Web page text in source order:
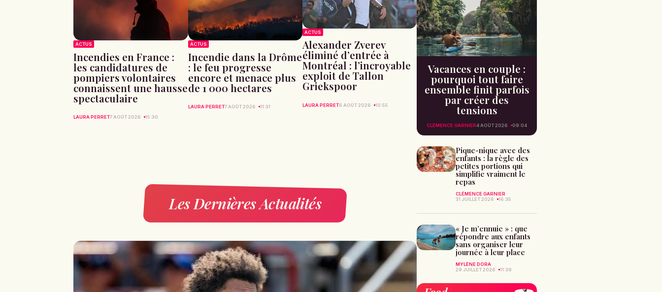
ACTUS
Incendies en France :
les candidatures de
pompiers volontaires
connaissent une hausse
spectaculaire
LAURA PERRET7 AOÛT 2026 15:30
ACTUS
Incendie dans la Drôme
: le feu progresse
encore et menace plus
de 1 000 hectares
LAURA PERRET7 AOÛT 2026 11:31
ACTUS
Alexander Zverev
éliminé d’entrée à
Montréal : l’incroyable
exploit de Tallon
Griekspoor
LAURA PERRET6 AOÛT 2026 10:55
Les Dernières Actualités
Vacances en couple :
pourquoi tout faire
ensemble finit parfois
par créer des
tensions
CLÉMENCE GARNIER4 AOÛT 2026 09:04
Pique-nique avec des
enfants : la règle des
petites portions qui
simplifie vraiment le
repas
CLÉMENCE GARNIER
31 JUILLET 2026
16:35
« Je m’ennuie » : que
répondre aux enfants
sans organiser leur
journée à leur place
MYLÈNE DORA
29 JUILLET 2026
11:38